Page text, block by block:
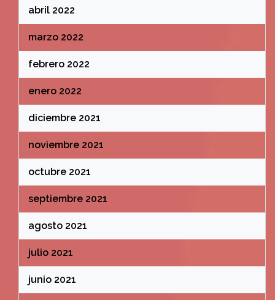
abril 2022
marzo 2022
febrero 2022
enero 2022
diciembre 2021
noviembre 2021
octubre 2021
septiembre 2021
agosto 2021
julio 2021
junio 2021